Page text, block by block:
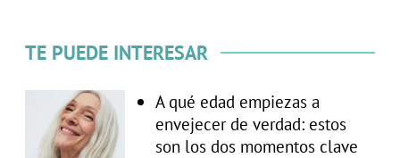
TE PUEDE INTERESAR
A qué edad empiezas a
envejecer de verdad: estos
son los dos momentos clave